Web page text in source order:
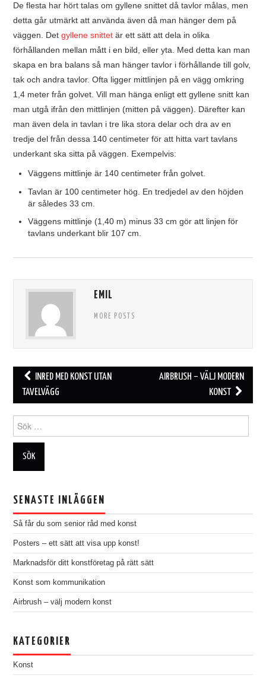
De flesta har hört talas om gyllene snittet då tavlor målas, men
detta går utmärkt att använda även då man hänger dem på
väggen. Detgyllene snittet är ett sätt att dela in olika
förhållanden mellan mått i en bild, eller yta. Med detta kan man
skapa en bra balans så man hänger tavlor i förhållande till golv,
tak och andra tavlor. Ofta ligger mittlinjen på en vägg omkring
1,4 meter från golvet. Vill man hänga enligt ett gyllene snitt kan
man utgå ifrån den mittlinjen (mitten på väggen). Därefter kan
man även dela in tavlan i tre lika stora delar och dra av en
tredje del från dessa 140 centimeter för att hitta vart tavlans
underkant ska sitta på väggen. Exempelvis:
Väggens mittlinje är 140 centimeter från golvet.
Tavlan är 100 centimeter hög. En tredjedel av den höjden
är således 33 cm.
Väggens mittlinje (1,40 m) minus 33 cm gör att linjen för
tavlans underkant blir 107 cm.
EMIL
MORE POSTS
Post
navigation
INRED MED KONST UTAN
TAVELVÄGG
AIRBRUSH – VÄLJ MODERN
KONST
for:
SENASTE INLÄGGEN
Så får du som senior råd med konst
Posters – ett sätt att visa upp konst!
Marknadsför ditt konstföretag på rätt sätt
Konst som kommunikation
Airbrush – välj modern konst
KATEGORIER
Konst